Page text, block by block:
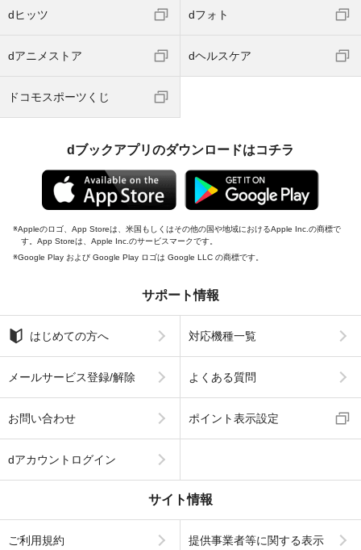
dヒッツ dフォト
dアニメストア dヘルスケア
ドコモスポーツくじ
dブックアプリのダウンロードはコチラ
Appleのロゴ、App Storeは、米国もしくはその他の国や地域におけるApple Inc.の商標で
す。App Storeは、Apple Inc.のサービスマークです。
Google Play および Google Play ロゴは Google LLC の商標です。
サポート情報
はじめての方へ 対応機種一覧
メールサービス登録/解除 よくある質問
お問い合わせ ポイント表示設定
dアカウントログイン
サイト情報
ご利用規約 提供事業者等に関する表示